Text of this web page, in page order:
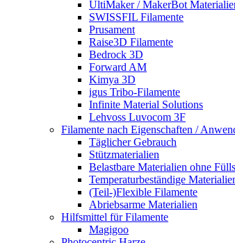
UltiMaker / MakerBot
SWISSFIL Filamente
Prusament
Raise3D Filamente
Bedrock 3D
Forward AM
Kimya 3D
igus Tribo-Filamente
Infinite Material Solutions
Lehvoss Luvocom 3F
Filamente nach Eigenschaften /
Täglicher Gebrauch
Stützmaterialien
Belastbare Materialien ohne
Temperaturbeständige
(Teil-)Flexible Filamente
Abriebsarme Materialien
Hilfsmittel für Filamente
Magigoo